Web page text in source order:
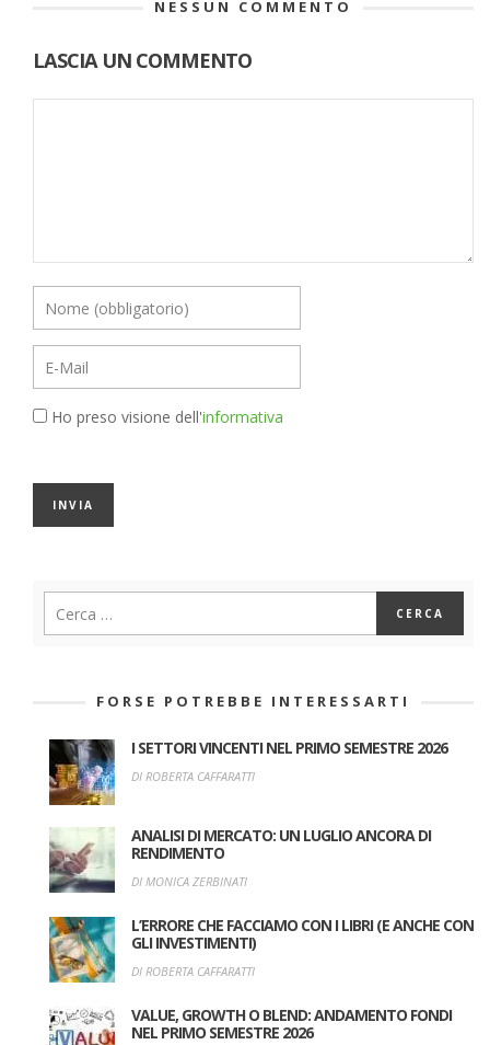
NESSUN COMMENTO
LASCIA UN COMMENTO
Ho preso visione dell'informativa
FORSE POTREBBE INTERESSARTI
I SETTORI VINCENTI NEL PRIMO SEMESTRE 2026
DI ROBERTA CAFFARATTI
ANALISI DI MERCATO: UN LUGLIO ANCORA DI
RENDIMENTO
DI MONICA ZERBINATI
L’ERRORE CHE FACCIAMO CON I LIBRI (E ANCHE CON
GLI INVESTIMENTI)
DI ROBERTA CAFFARATTI
VALUE, GROWTH O BLEND: ANDAMENTO FONDI
NEL PRIMO SEMESTRE 2026